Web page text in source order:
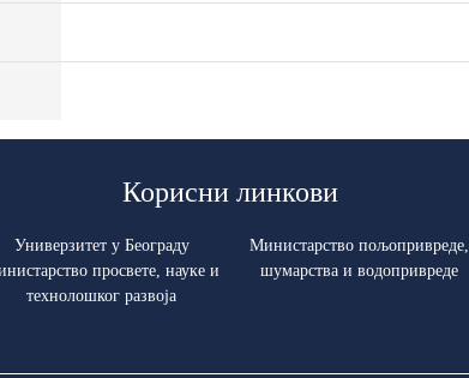
Корисни линкови
Универзитет у Београду
просвете, науке и
технолошког развоја
Министарство пољопривреде,
шумарства и водопривреде